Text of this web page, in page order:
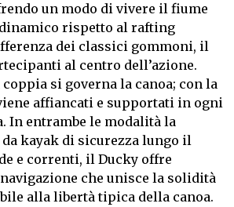
un modo di vivere il fiume
rispetto al rafting
dei classici gommoni, il
al centro dell’azione.
si governa la canoa; con la
affiancati e supportati in ogni
In entrambe le modalità la
da kayak di sicurezza lungo il
e correnti, il Ducky offre
che unisce la solidità
alla libertà tipica della canoa.